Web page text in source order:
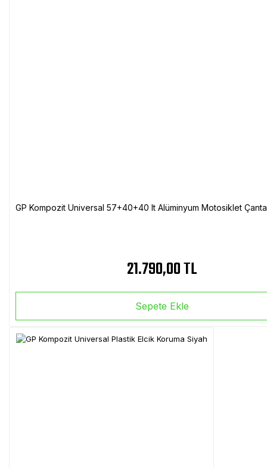
GP Kompozit Universal 57+40+40 lt Alüminyum Motosiklet
21.790,00 TL
Sepete Ekle